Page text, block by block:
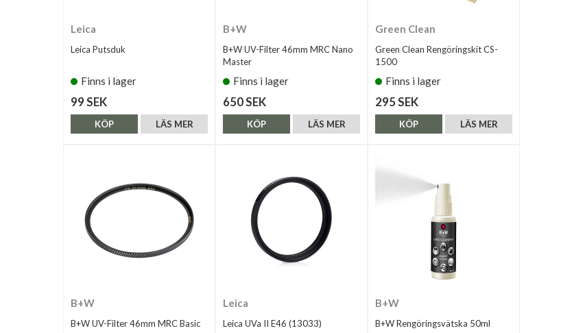
Leica
Leica Putsduk
Finns i lager
99 SEK
LÄS MER
KÖP
B+W
B+W UV-Filter 46mm MRC Nano
Master
Finns i lager
650 SEK
LÄS MER
KÖP
Green Clean
Green Clean Rengöringskit CS-
1500
Finns i lager
295 SEK
LÄS MER
KÖP
B+W
B+W UV-Filter 46mm MRC Basic
Leica
Leica UVa II E46 (13033)
B+W
B+W Rengöringsvätska 50ml